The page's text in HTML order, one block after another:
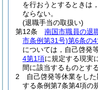
を行おうとするときは
ならない。
(退職手当の取扱い)
第12条
南国市職員の退
市条例第31号)第6条の
については，自己啓発
4第1項に規定する現実
間に該当するものとする
2
自己啓発等休業をし
する条例第7条第4項の